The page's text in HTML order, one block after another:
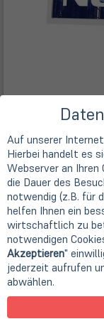
Technische Daten
Manchmal
und/oder
Stichwort
besonders
weist folgende
Auf unserer
Hierbei handelt es
Webserver an
die Dauer des
notwendig (z.B. für
helfen Ihnen ein
wirtschaftlich zu
notwendigen
Akzeptieren"
jederzeit aufrufen
abwählen.